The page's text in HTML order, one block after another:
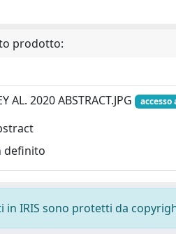
prodotto:
AL. 2020 ABSTRACT.JPG
accesso
definito
in IRIS sono protetti da